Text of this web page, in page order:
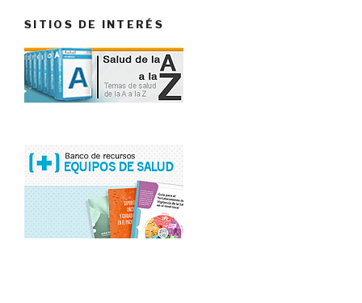
SITIOS DE INTERÉS